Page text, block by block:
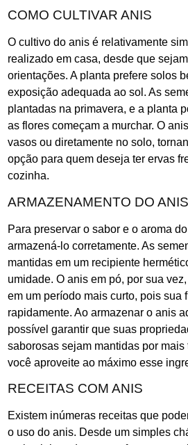
COMO CULTIVAR ANIS
O cultivo do anis é relativamente
realizado em casa, desde que
orientações. A planta prefere solos
exposição adequada ao sol. As
plantadas na primavera, e a planta
as flores começam a murchar. O
vasos ou diretamente no solo,
opção para quem deseja ter ervas
cozinha.
ARMAZENAMENTO DO ANIS
Para preservar o sabor e o aroma
armazená-lo corretamente. As
mantidas em um recipiente
umidade. O anis em pó, por sua
em um período mais curto, pois sua
rapidamente. Ao armazenar o anis
possível garantir que suas
saborosas sejam mantidas por
você aproveite ao máximo esse
RECEITAS COM ANIS
Existem inúmeras receitas que
o uso do anis. Desde um simples